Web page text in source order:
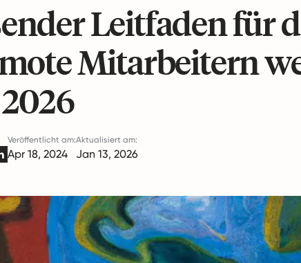
Leitfaden für
Mitarbeitern
Veröffentlicht am:
Apr 18, 2024
Aktualisiert am:
Jan 13, 2026